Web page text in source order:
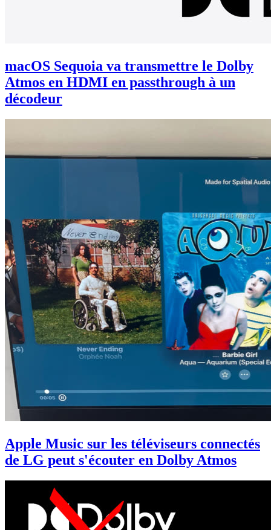
macOS Sequoia va transmettre le Dolby
Atmos en HDMI en passthrough à un
décodeur
Apple Music sur les téléviseurs connectés
de LG peut s'écouter en Dolby Atmos